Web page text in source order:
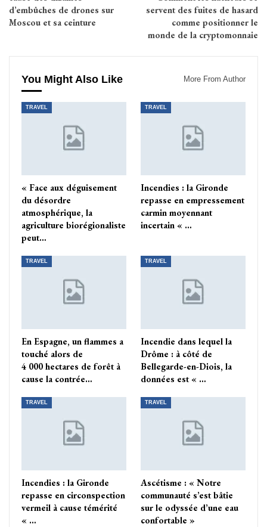
d’embûches de drones sur
Moscou et sa ceinture
servent des fuites de hasard
comme positionner le
monde de la cryptomonnaie
You Might Also Like More From Author
TRAVEL
« Face aux déguisement
du désordre
atmosphérique, la
agriculture biorégionaliste
peut…
TRAVEL
Incendies : la Gironde
repasse en empressement
carmin moyennant
incertain « …
TRAVEL
En Espagne, un flammes a
touché alors de
4 000 hectares de forêt à
cause la contrée…
TRAVEL
Incendie dans lequel la
Drôme : à côté de
Bellegarde-en-Diois, la
données est « …
TRAVEL
Incendies : la Gironde
repasse en circonspection
vermeil à cause témérité
« …
TRAVEL
Ascétisme : « Notre
communauté s’est bâtie
sur le odyssée d’une eau
confortable »